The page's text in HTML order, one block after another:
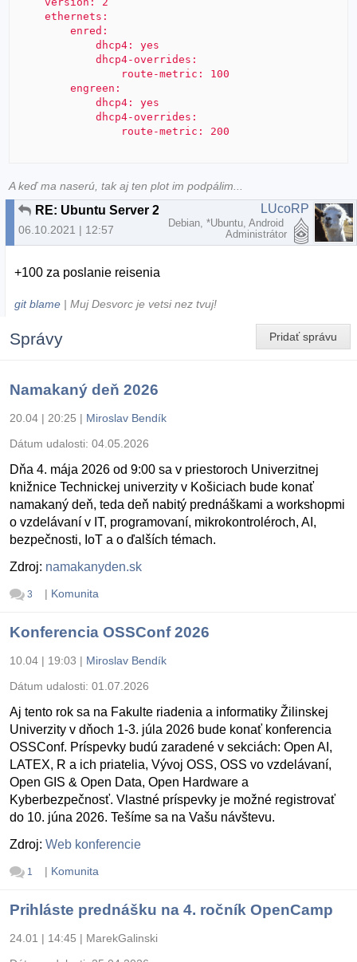
    ethernets:
        enred:
            dhcp4: yes
            dhcp4-overrides:
                route-metric: 100
        engreen:
            dhcp4: yes
            dhcp4-overrides:
A keď ma naserú, tak aj ten plot im podpálim...
RE: Ubuntu Server 20.04
06.10.2021 | 12:57
LUcoRP
Debian, *Ubuntu, Android
Administrátor
+100 za poslanie reisenia
git blame | Muj Desvorc je vetsi nez tvuj!
Pridať správu
Správy
Namakaný deň 2026
20.04 | 20:25 | Miroslav Bendík
Dátum udalosti: 04.05.2026
Dňa 4. mája 2026 od 9:00 sa v priestoroch Univerzitnej
knižnice Technickej univerzity v Košiciach bude konať
namakaný deň, teda deň nabitý prednáškami a workshopmi
o vzdelávaní v IT, programovaní, mikrokontroléroch, AI,
bezpečnosti, IoT a o ďalších témach.
Zdroj: namakanyden.sk
3 | Komunita
Konferencia OSSConf 2026
10.04 | 19:03 | Miroslav Bendík
Dátum udalosti: 01.07.2026
Aj tento rok sa na Fakulte riadenia a informatiky Žilinskej
Univerzity v dňoch 1-3. júla 2026 bude konať konferencia
OSSConf. Príspevky budú zaradené v sekciách: Open AI,
LATEX, R a ich priatelia, Vývoj OSS, OSS vo vzdelávaní,
Open GIS & Open Data, Open Hardware a
Kyberbezpečnosť. Vlastné príspevky je možné registrovať
do 10. júna 2026. Tešíme sa na Vašu návštevu.
Zdroj: Web konferencie
1 | Komunita
Prihláste prednášku na 4. ročník OpenCamp
24.01 | 14:45 | MarekGalinski